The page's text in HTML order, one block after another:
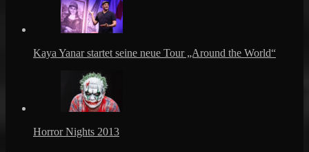
Kaya Yanar startet seine neue Tour „Around the World“
Horror Nights 2013